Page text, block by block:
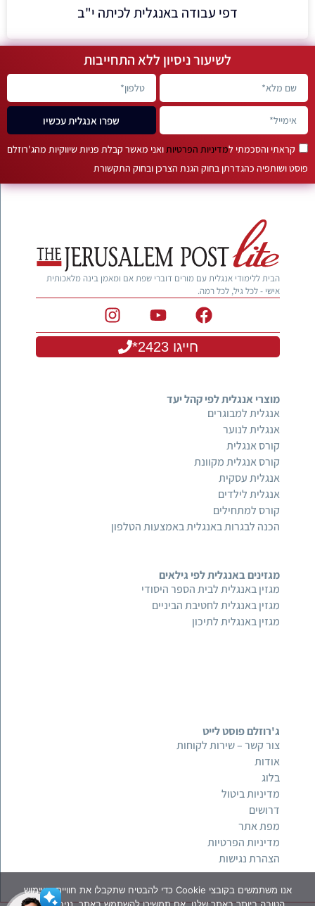
דפי עבודה באנגלית לכיתה י"ב
לשיעור ניסיון ללא התחייבות
קראתי והסכמתי למדיניות הפרטיותואני מאשר קבלת פניות שיווקיות מהג'רוזלם
פוסט ושותפיה כהגדרתן בחוק הגנת הצרכן ובחוק התקשורת
שפרו אנגלית עכשיו
הבית ללימודי אנגלית עם מורים דוברי שפת אם ומאמן בינה מלאכותית
אישי - לכל גיל, לכל רמה.
חייגו 2423*
מוצרי אנגלית לפי קהל יעד
אנגלית למבוגרים
אנגלית לנוער
קורס אנגלית
קורס אנגלית מקוונת
אנגלית עסקית
אנגלית לילדים
קורס למתחילים
הכנה לבגרות באנגלית באמצעות הטלפון
מגזינים באנגלית לפי גילאים
מגזין באנגלית לבית הספר היסודי
מגזין באנגלית לחטיבת הביניים
מגזין באנגלית לתיכון
ג'רוזלם פוסט לייט
צור קשר – שירות לקוחות
אודות
בלוג
מדיניות ביטול
דרושים
מפת אתר
מדיניות הפרטיות
הצהרת נגישות
אנו משתמשים בקובצי Cookie כדי להבטיח שתקבלו את חוויית השימוש